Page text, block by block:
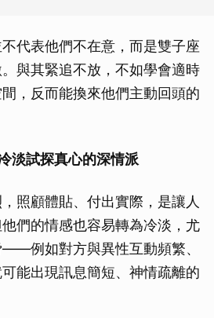
代表他們不在意，而是雙子座
與其緊追不放，不如學會適時
，反而能換來他們主動回頭的
試探真心的深情派
照顧體貼、付出實際，是讓人
們的情感也容易轉為冷淡，尤
例如對方與異性互動頻繁、
能出現訊息簡短、神情疏離的